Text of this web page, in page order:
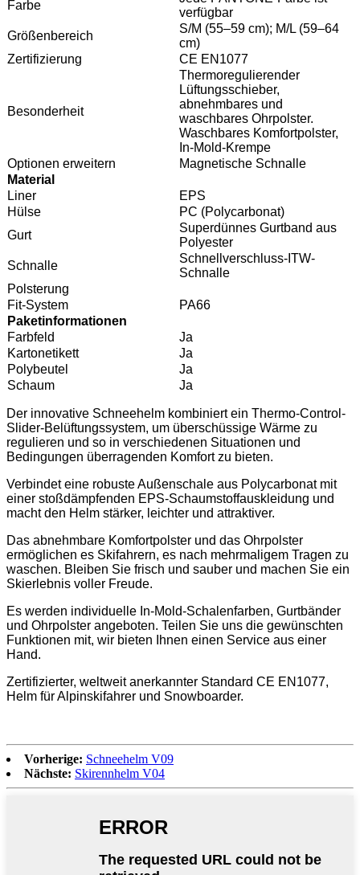
Farbe
verfügbar
Größenbereich
S/M (55–59 cm); M/L (59–64
cm)
Zertifizierung
CE EN1077
Besonderheit
Thermoregulierender
Lüftungsschieber,
abnehmbares und
waschbares Ohrpolster.
Waschbares Komfortpolster,
In-Mold-Krempe
Optionen erweitern
Magnetische Schnalle
Material
Liner
EPS
Hülse
PC (Polycarbonat)
Gurt
Superdünnes Gurtband aus
Polyester
Schnalle
Schnellverschluss-ITW-
Schnalle
Polsterung
Fit-System
PA66
Paketinformationen
Farbfeld
Ja
Kartonetikett
Ja
Polybeutel
Ja
Schaum
Ja
Der innovative Schneehelm kombiniert ein Thermo-Control-
Slider-Belüftungssystem, um überschüssige Wärme zu
regulieren und so in verschiedenen Situationen und
Bedingungen überragenden Komfort zu bieten.
Verbindet eine robuste Außenschale aus Polycarbonat mit
einer stoßdämpfenden EPS-Schaumstoffauskleidung und
macht den Helm stärker, leichter und attraktiver.
Das abnehmbare Komfortpolster und das Ohrpolster
ermöglichen es Skifahrern, es nach mehrmaligem Tragen zu
waschen. Bleiben Sie frisch und sauber und machen Sie ein
Skierlebnis voller Freude.
Es werden individuelle In-Mold-Schalenfarben, Gurtbänder
und Ohrpolster angeboten. Teilen Sie uns die gewünschten
Funktionen mit, wir bieten Ihnen einen Service aus einer
Hand.
Zertifizierter, weltweit anerkannter Standard CE EN1077,
Helm für Alpinskifahrer und Snowboarder.
Vorherige: Schneehelm V09
Nächste: Skirennhelm V04